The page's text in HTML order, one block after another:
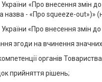
України «Про внесення змін
назва - «Про squeeze-out»)»
«Про внесення змін
згоди на вчинення значних
органів
прийняття рішень;